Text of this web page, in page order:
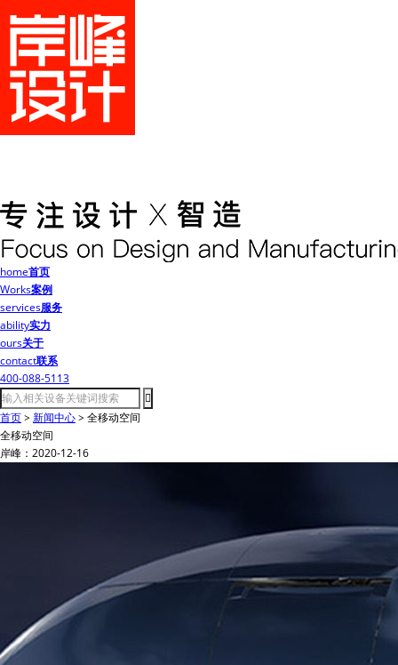
home首页
Works案例
services服务
ability实力
ours关于
contact联系
400-088-5113
首页> 新闻中心> 全移动空间
全移动空间
岸峰：2020-12-16